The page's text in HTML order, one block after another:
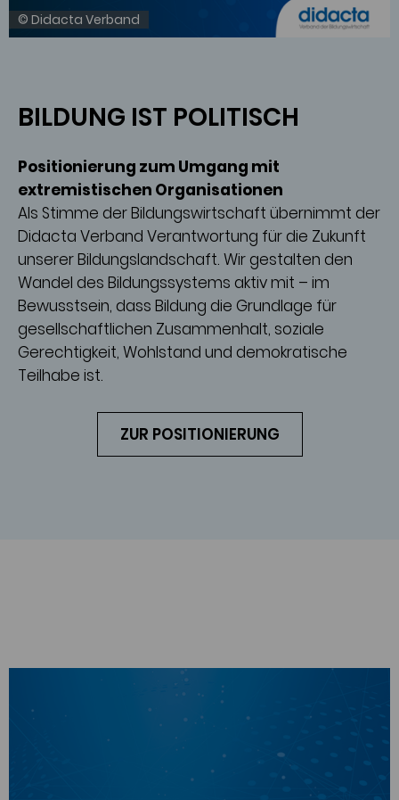
© Didacta Verband
BILDUNG IST POLITISCH
Positionierung zum Umgang mit
extremistischen Organisationen
Als Stimme der Bildungswirtschaft übernimmt der
Didacta Verband Verantwortung für die Zukunft
unserer Bildungslandschaft. Wir gestalten den
Wandel des Bildungssystems aktiv mit – im
Bewusstsein, dass Bildung die Grundlage für
gesellschaftlichen Zusammenhalt, soziale
Gerechtigkeit, Wohlstand und demokratische
Teilhabe ist.
ZUR POSITIONIERUNG